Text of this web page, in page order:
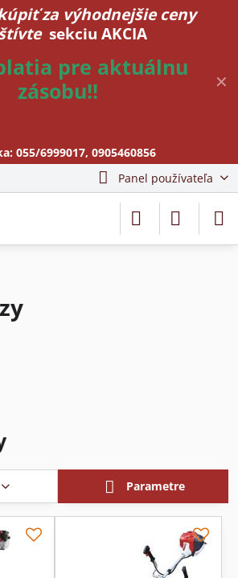
✕
za výhodnejšie ceny
sekciu AKCIA
pre aktuálnu
zásobu!!
055/6999017, 0905460856
Panel používateľa
Parametre